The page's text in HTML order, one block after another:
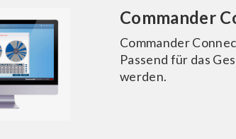
Commander
Commander
Passend für das
werden.